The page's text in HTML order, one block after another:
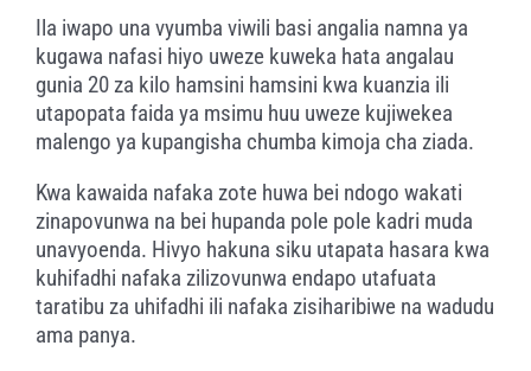
Ila iwapo una vyumba viwili basi angalia namna ya
kugawa nafasi hiyo uweze kuweka hata angalau
gunia 20 za kilo hamsini hamsini kwa kuanzia ili
utapopata faida ya msimu huu uweze kujiwekea
malengo ya kupangisha chumba kimoja cha ziada.
Kwa kawaida nafaka zote huwa bei ndogo wakati
zinapovunwa na bei hupanda pole pole kadri muda
unavyoenda. Hivyo hakuna siku utapata hasara kwa
kuhifadhi nafaka zilizovunwa endapo utafuata
taratibu za uhifadhi ili nafaka zisiharibiwe na wadudu
ama panya.